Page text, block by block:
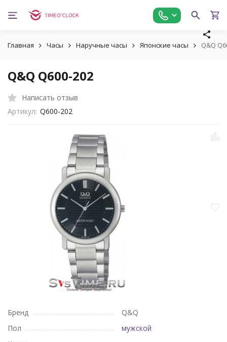
Главная Часы Наручные часы Японские часы Q&Q
Q&Q Q600-202
Написать отзыв
Артикул: Q600-202
Бренд
Q&Q
Пол
мужской